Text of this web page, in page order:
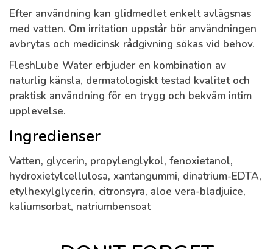
Efter användning kan glidmedlet enkelt avlägsnas
med vatten. Om irritation uppstår bör användningen
avbrytas och medicinsk rådgivning sökas vid behov.
FleshLube Water erbjuder en kombination av
naturlig känsla, dermatologiskt testad kvalitet och
praktisk användning för en trygg och bekväm intim
upplevelse.
Ingredienser
Vatten, glycerin, propylenglykol, fenoxietanol,
hydroxietylcellulosa, xantangummi, dinatrium-EDTA,
etylhexylglycerin, citronsyra, aloe vera-bladjuice,
kaliumsorbat, natriumbensoat